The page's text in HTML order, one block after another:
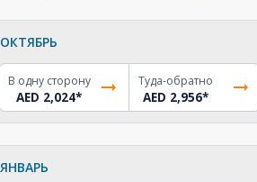
ОКТЯБРЬ
В одну сторону
AED 2,024*
Туда-обратно
AED 2,956*
ЯНВАРЬ